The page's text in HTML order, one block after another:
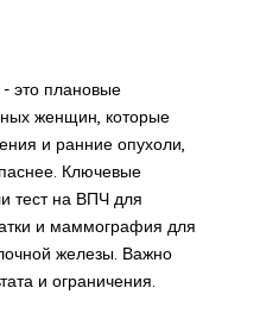
- это плановые
женщин, которые
и ранние опухоли,
Ключевые
тест на ВПЧ для
и маммография для
железы. Важно
и ограничения.